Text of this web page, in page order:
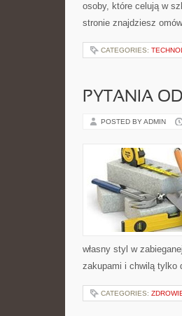
osoby, które celują w
stronie znajdziesz
CATEGORIES:
PYTANIA
POSTED BY ADMIN
własny styl w
zakupami i chwilą tylko
CATEGORIES: